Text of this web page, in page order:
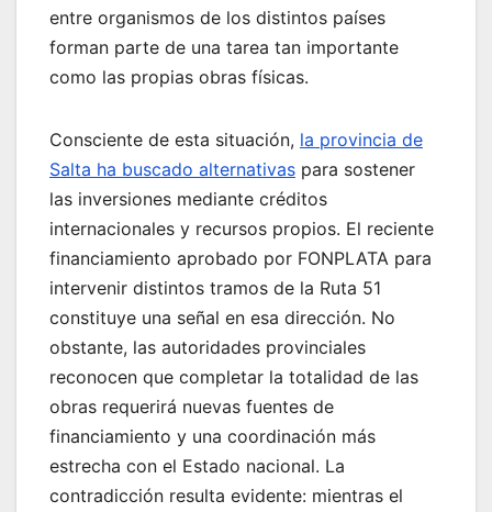
entre organismos de los distintos países
forman parte de una tarea tan importante
como las propias obras físicas.
Consciente de esta situación, la provincia de
Salta ha buscado alternativas para sostener
las inversiones mediante créditos
internacionales y recursos propios. El reciente
financiamiento aprobado por FONPLATA para
intervenir distintos tramos de la Ruta 51
constituye una señal en esa dirección. No
obstante, las autoridades provinciales
reconocen que completar la totalidad de las
obras requerirá nuevas fuentes de
financiamiento y una coordinación más
estrecha con el Estado nacional. La
contradicción resulta evidente: mientras el